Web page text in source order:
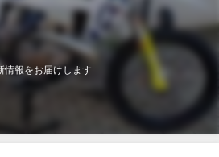
情報をお届けします